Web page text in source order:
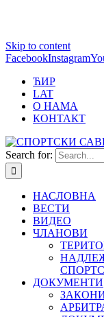
Skip to content
FacebookInstagram
ЋИР
LAT
О НАМА
КОНТАКТ
Search for:
НАСЛОВНА
ВЕСТИ
ВИДЕО
ЧЛАНОВИ
ДОКУМЕНТИ